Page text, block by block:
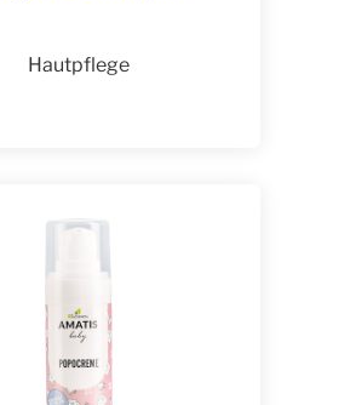
Hautpflege